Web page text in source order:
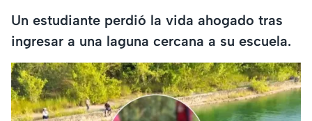
Un estudiante perdió la vida ahogado tras
ingresar a una laguna cercana a su escuela.